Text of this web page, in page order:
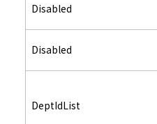
Disabled
Disabled
DeptIdList